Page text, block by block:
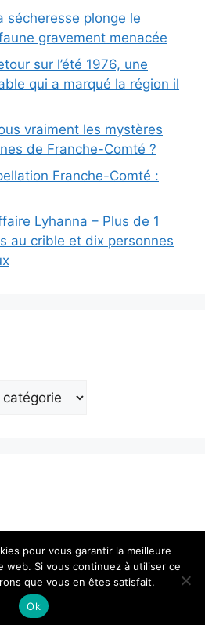
sécheresse plonge le
gravement menacée
sur l’été 1976, une
qui a marqué la région il
vraiment les mystères
de Franche-Comté ?
Franche-Comté :
Lyhanna – Plus de 1
au crible et dix personnes
Comté• Construit avec
pour vous garantir la meilleure
web. Si vous continuez à utiliser ce
que vous en êtes satisfait.
Ok